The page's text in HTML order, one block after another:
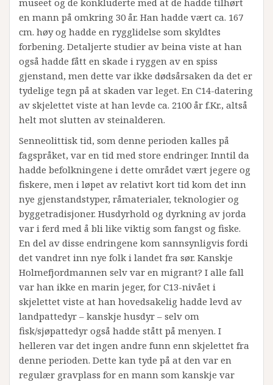
en mann på omkring 30 år. Han hadde vært ca. 167
cm. høy og hadde en rygglidelse som skyldtes
forbening. Detaljerte studier av beina viste at han
også hadde fått en skade i ryggen av en spiss
gjenstand, men dette var ikke dødsårsaken da det er
tydelige tegn på at skaden var leget. En C14-datering
av skjelettet viste at han levde ca. 2100 år f.Kr., altså
helt mot slutten av steinalderen.
Senneolittisk tid, som denne perioden kalles på
fagspråket, var en tid med store endringer. Inntil da
hadde befolkningene i dette området vært jegere og
fiskere, men i løpet av relativt kort tid kom det inn
nye gjenstandstyper, råmaterialer, teknologier og
byggetradisjoner. Husdyrhold og dyrkning av jorda
var i ferd med å bli like viktig som fangst og fiske.
En del av disse endringene kom sannsynligvis fordi
det vandret inn nye folk i landet fra sør. Kanskje
Holmefjordmannen selv var en migrant? I alle fall
var han ikke en marin jeger, for C13-nivået i
skjelettet viste at han hovedsakelig hadde levd av
landpattedyr – kanskje husdyr – selv om
fisk/sjøpattedyr også hadde stått på menyen. I
helleren var det ingen andre funn enn skjelettet fra
denne perioden. Dette kan tyde på at den var en
regulær gravplass for en mann som kanskje var